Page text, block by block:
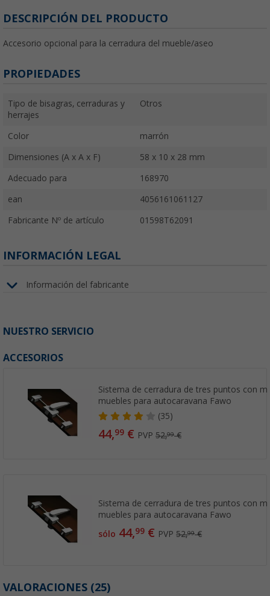
DESCRIPCIÓN DEL PRODUCTO
Accesorio opcional para la cerradura del mueble/aseo
PROPIEDADES
Tipo de bisagras, cerraduras y
herrajes
Otros
Color marrón
Dimensiones (A x A x F) 58 x 10 x 28 mm
Adecuado para 168970
ean 4056161061127
Fabricante Nº de artículo 01598T62091
INFORMACIÓN LEGAL
Información del fabricante
NUESTRO SERVICIO
ACCESORIOS
Sistema de cerradura de tres puntos con
muebles para autocaravana Fawo
(35)
44,99 € PVP52,99€
Sistema de cerradura de tres puntos con
muebles para autocaravana Fawo
sólo 44,99 € PVP52,99€
VALORACIONES (25)